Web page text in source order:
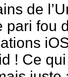
de
pari fou
! Ce